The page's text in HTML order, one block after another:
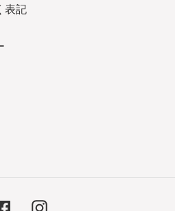
表記
FacebookInstagram